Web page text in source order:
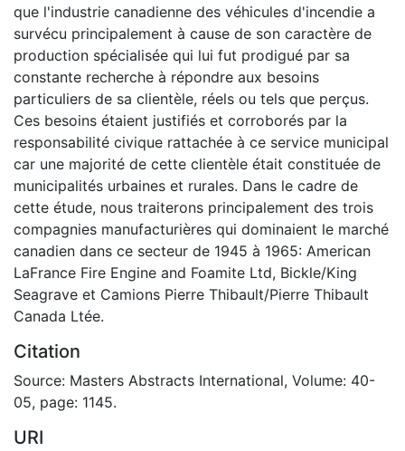
que l'industrie canadienne des véhicules d'incendie a
survécu principalement à cause de son caractère de
production spécialisée qui lui fut prodigué par sa
constante recherche à répondre aux besoins
particuliers de sa clientèle, réels ou tels que perçus.
Ces besoins étaient justifiés et corroborés par la
responsabilité civique rattachée à ce service municipal
car une majorité de cette clientèle était constituée de
municipalités urbaines et rurales. Dans le cadre de
cette étude, nous traiterons principalement des trois
compagnies manufacturières qui dominaient le marché
canadien dans ce secteur de 1945 à 1965: American
LaFrance Fire Engine and Foamite Ltd, Bickle/King
Seagrave et Camions Pierre Thibault/Pierre Thibault
Canada Ltée.
Citation
Source: Masters Abstracts International, Volume: 40-
05, page: 1145.
URI